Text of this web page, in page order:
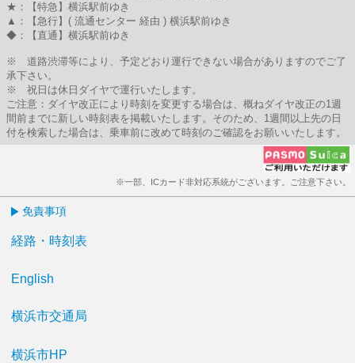
★：【特急】横浜駅前ゆき
▲：【急行】( 流通センター 経由 ) 横浜駅前ゆき
◆：【直通】横浜駅前ゆき
※ 道路渋滞等により、予定どおり運行できない場合がありますのでご了
承下さい。
※ 祝日は休日ダイヤで運行いたします。
ご注意：ダイヤ改正により時刻を変更する場合は、概ねダイヤ改正の1週
間前までに新しい時刻表を掲載いたします。そのため、1週間以上先の日
付を検索した場合は、乗車前に改めて時刻のご確認をお願いいたします。
※一部、ICカード非対応系統がございます。ご注意下さい。
免責事項
経路・時刻表
English
横浜市交通局
横浜市HP